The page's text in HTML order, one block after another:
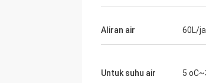
Aliran air 60L/
Untuk suhu air 5